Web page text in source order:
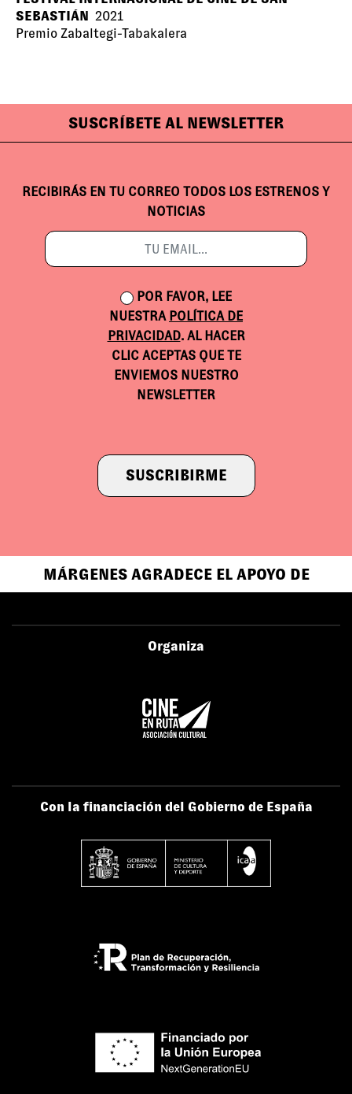
SEBASTIÁN 2021
Premio Zabaltegi-Tabakalera
SUSCRÍBETE AL NEWSLETTER
RECIBIRÁS EN TU CORREO TODOS LOS ESTRENOS Y
NOTICIAS
POR FAVOR, LEE
NUESTRA POLÍTICA DE
PRIVACIDAD. AL HACER
CLIC ACEPTAS QUE TE
ENVIEMOS NUESTRO
NEWSLETTER
SUSCRIBIRME
MÁRGENES AGRADECE EL APOYO DE
Organiza
Con la financiación del Gobierno de España